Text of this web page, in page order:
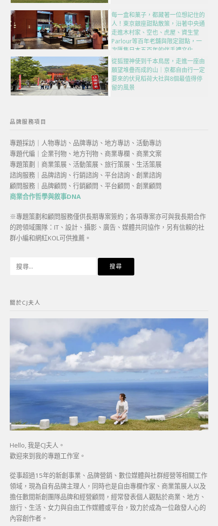
每一盒和菓子，都藏著一位想記住的
人！東京銀座甜點散策，沿著中央通
走進木村家、空也、虎屋、資生堂
Parlour等百年老舖與限定甜點，一
次匯集日本五百年的伴手禮文化
從狐狸神使到千本鳥居，走進一座由
願望堆疊而成的山｜京都自由行一定
要來的伏見稻荷大社與8個最值得停
留的風景
品牌服務項目
專題採訪｜人物專訪、品牌專訪、地方專訪、活動專訪
專題代編｜企業刊物、地方刊物、商業專欄、商業文案
專題策劃｜商業策展、活動策展、旅行策展、生活策展
諮詢服務｜品牌諮詢、行銷諮詢、平台諮詢、創業諮詢
顧問服務｜品牌顧問、行銷顧問、平台顧問、創業顧問
商業合作哲學與敘事DNA
※專題策劃和顧問服務僅供長期專案簽約；各項專案亦可與我長期合作
的跨領域團隊：IT、設計、攝影、廣告、媒體共同協作，另有信賴的社
群小編和網紅KOL可供推薦。
字:
關於CJ夫人
Hello, 我是CJ夫人。
歡迎來到我的專題工作室。
從事超過15年的新創事業、品牌營銷、數位媒體與社群經營等相關工作
領域，現為自有品牌主理人，同時也是自由專欄作家、商業策展人以及
擔任數間新創團隊品牌和經營顧問，經常發表個人觀點於商業、地方、
旅行、生活、女力與自由工作媒體或平台，致力於成為一位啟發人心的
內容創作者。